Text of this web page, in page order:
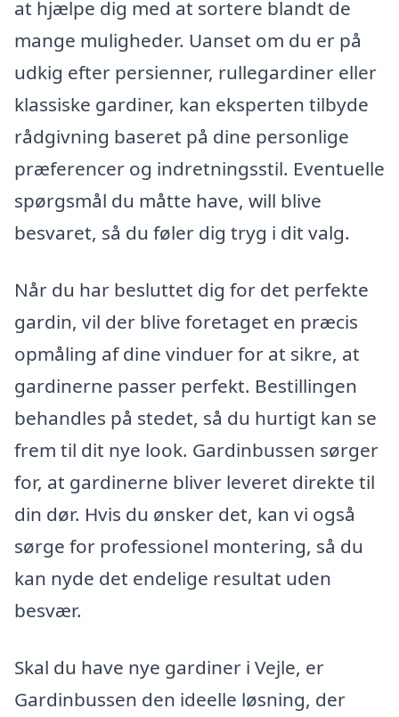
at hjælpe dig med at sortere blandt de
mange muligheder. Uanset om du er på
udkig efter persienner, rullegardiner eller
klassiske gardiner, kan eksperten tilbyde
rådgivning baseret på dine personlige
præferencer og indretningsstil. Eventuelle
spørgsmål du måtte have, will blive
besvaret, så du føler dig tryg i dit valg.
Når du har besluttet dig for det perfekte
gardin, vil der blive foretaget en præcis
opmåling af dine vinduer for at sikre, at
gardinerne passer perfekt. Bestillingen
behandles på stedet, så du hurtigt kan se
frem til dit nye look. Gardinbussen sørger
for, at gardinerne bliver leveret direkte til
din dør. Hvis du ønsker det, kan vi også
sørge for professionel montering, så du
kan nyde det endelige resultat uden
besvær.
Skal du have nye gardiner i Vejle, er
Gardinbussen den ideelle løsning, der